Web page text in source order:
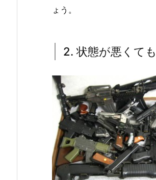
ょう。
2. 状態が悪くて